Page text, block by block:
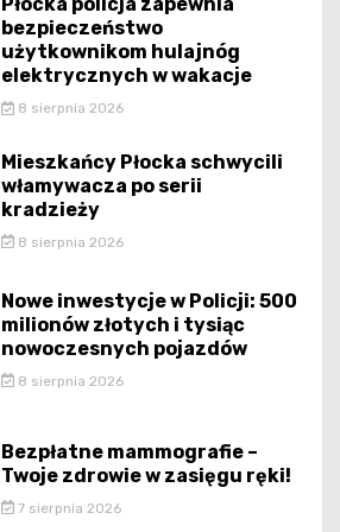
Płocka policja zapewnia
bezpieczeństwo
użytkownikom hulajnóg
elektrycznych w wakacje
8 sierpnia 2026
Mieszkańcy Płocka schwycili
włamywacza po serii
kradzieży
8 sierpnia 2026
Nowe inwestycje w Policji: 500
milionów złotych i tysiąc
nowoczesnych pojazdów
8 sierpnia 2026
Bezpłatne mammografie –
Twoje zdrowie w zasięgu ręki!
7 sierpnia 2026